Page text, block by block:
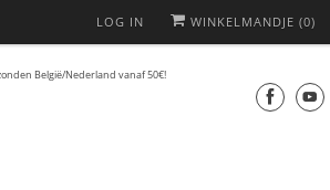
LOG IN WINKELMANDJE (0)
België/Nederland vanaf 50€!